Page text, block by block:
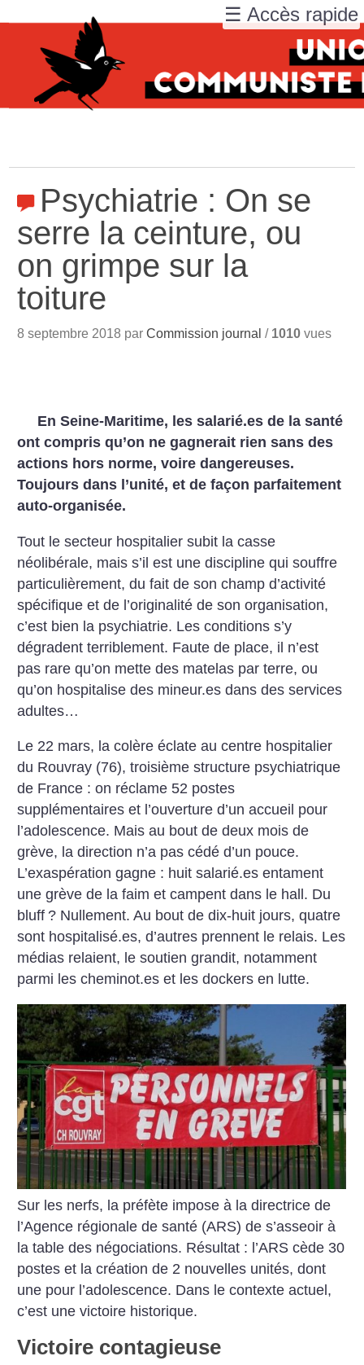
Psychiatrie : On se
serre la ceinture, ou
on grimpe sur la
toiture
8 septembre 2018 parCommission journal / 1010 vues
En Seine-Maritime, les salarié.es de la santé
ont compris qu’on ne gagnerait rien sans des
actions hors norme, voire dangereuses.
Toujours dans l’unité, et de façon parfaitement
auto-organisée.
Tout le secteur hospitalier subit la casse
néolibérale, mais s’il est une discipline qui souffre
particulièrement, du fait de son champ d’activité
spécifique et de l’originalité de son organisation,
c’est bien la psychiatrie. Les conditions s’y
dégradent terriblement. Faute de place, il n’est
pas rare qu’on mette des matelas par terre, ou
qu’on hospitalise des mineur.es dans des services
adultes…
Le 22 mars, la colère éclate au centre hospitalier
du Rouvray (76), troisième structure psychiatrique
de France : on réclame 52 postes
supplémentaires et l’ouverture d’un accueil pour
l’adolescence. Mais au bout de deux mois de
grève, la direction n’a pas cédé d’un pouce.
L’exaspération gagne : huit salarié.es entament
une grève de la faim et campent dans le hall. Du
bluff ? Nullement. Au bout de dix-huit jours, quatre
sont hospitalisé.es, d’autres prennent le relais. Les
médias relaient, le soutien grandit, notamment
parmi les cheminot.es et les dockers en lutte.
Sur les nerfs, la préfète impose à la directrice de
l’Agence régionale de santé (ARS) de s’asseoir à
la table des négociations. Résultat : l’ARS cède 30
postes et la création de 2 nouvelles unités, dont
une pour l’adolescence. Dans le contexte actuel,
c’est une victoire historique.
Victoire contagieuse
☰ Accès rapide